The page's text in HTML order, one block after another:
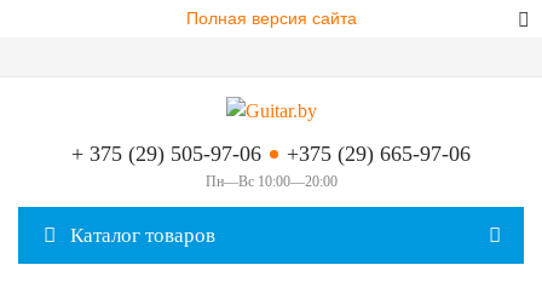
Полная версия сайта
+ 375 (29) 505-97-06 +375 (29) 665-97-06
Пн—Вс 10:00—20:00
Каталог товаров